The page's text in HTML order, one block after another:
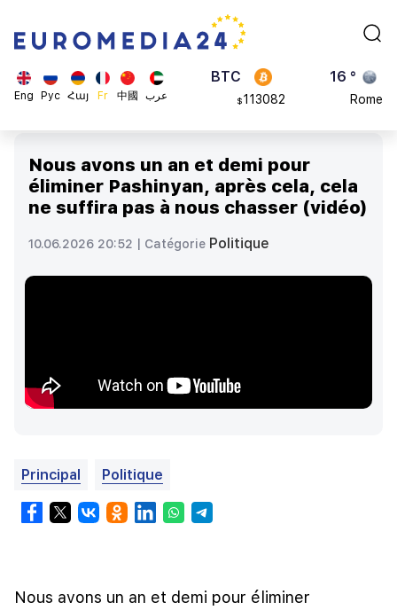
Eng Рус Հայ Fr 中國 عرب
BTC
ADA
0.868816
23 °
Madrid
Nous avons un an et demi pour
éliminer Pashinyan, après cela, cela
ne suffira pas à nous chasser (vidéo)
10.06.2026 20:52 | Catégorie Politique
Principal Politique
Nous avons un an et demi pour éliminer